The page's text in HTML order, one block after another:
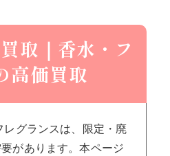
取｜香水・フ
高価買取
レグランスは、限定・廃
があります。本ページ